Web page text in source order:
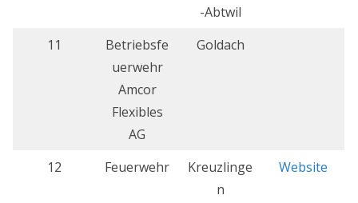
-Abtwil
11
Betriebsfe
uerwehr
Amcor
Flexibles
AG
Goldach
12 Feuerwehr
Kreuzlinge
n
Website